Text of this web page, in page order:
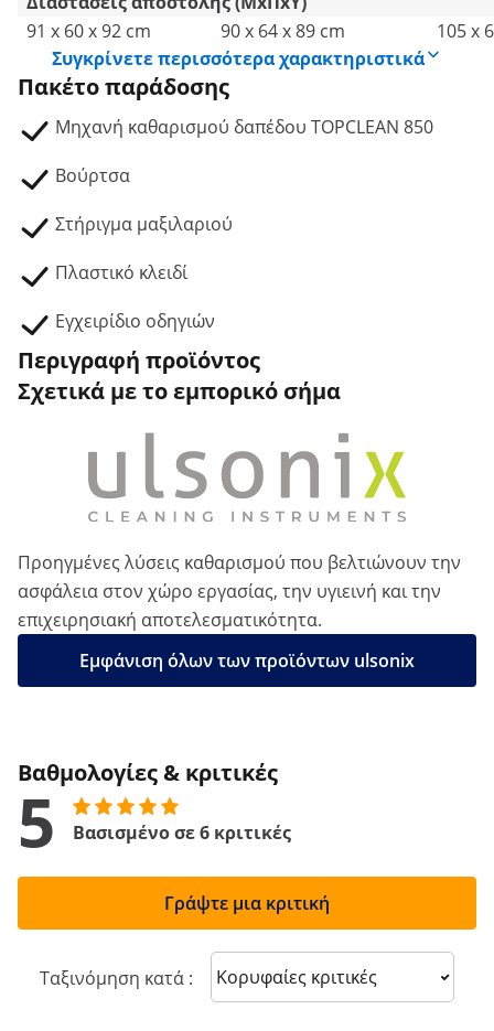
91 x 60 x 92 cm
90 x 64 x 89 cm
105 x
Συγκρίνετε περισσότερα χαρακτηριστικά
Πακέτο παράδοσης
Μηχανή καθαρισμού δαπέδου TOPCLEAN 850
Βούρτσα
Στήριγμα μαξιλαριού
Πλαστικό κλειδί
Εγχειρίδιο οδηγιών
Περιγραφή προϊόντος
Σχετικά με το εμπορικό σήμα
Προηγμένες λύσεις καθαρισμού που βελτιώνουν την
ασφάλεια στον χώρο εργασίας, την υγιεινή και την
επιχειρησιακή αποτελεσματικότητα.
Εμφάνιση όλων των προϊόντων ulsonix
Βαθμολογίες & κριτικές
5 Βασισμένο σε 6 κριτικές
Γράψτε μια κριτική
Ταξινόμηση κατά : Sort reviews